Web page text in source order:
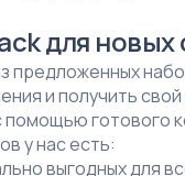
для новых
и получить
готового
у нас есть:
выгодных для